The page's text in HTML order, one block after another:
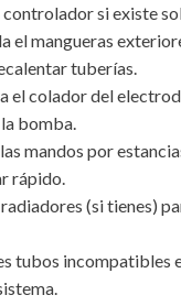
controlador si existe
el mangueras
tuberías.
el colador del
bomba.
mandos por
rápido.
(si tienes)
tubos incompatibles